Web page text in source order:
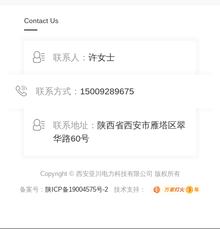
Contact Us
联系人： 许女士
联系方式： 15009289675
联系地址： 陕西省西安市雁塔区翠
华路60号
Copyright © 西安亚川电力科技有限公司 版权所有
备案号： 陕ICP备19004575号-2 技术支持：